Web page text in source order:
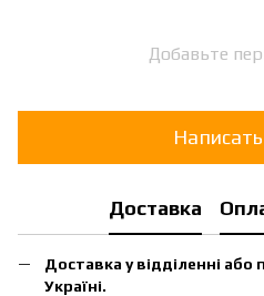
Добавьте
Доставка
Доставка у відділенні
Україні.